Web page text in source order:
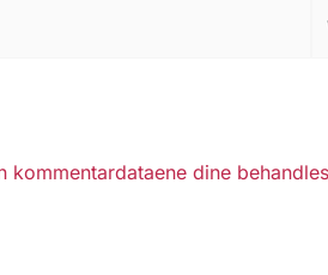
kommentardataene dine